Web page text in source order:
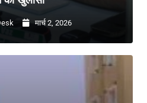
मार्च 2, 2026